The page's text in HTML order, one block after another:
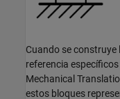
Cuando se
referencia
Mechanical
estos bloques